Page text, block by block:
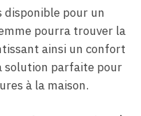
disponible pour un
pourra trouver la
ainsi un confort
solution parfaite pour
à la maison.